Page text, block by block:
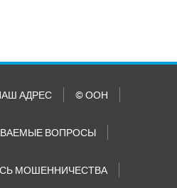
АДРЕС © ООН
ВОПРОСЫ
МОШЕННИЧЕСТВА